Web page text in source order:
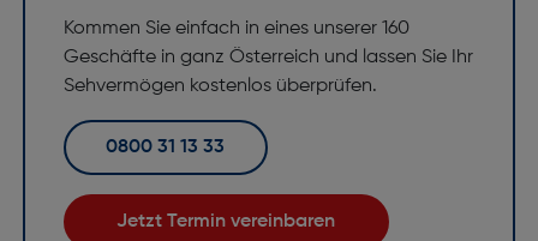
Kommen Sie einfach in eines unserer 160
Geschäfte in ganz Österreich und lassen Sie Ihr
Sehvermögen kostenlos überprüfen.
0800 31 13 33
Jetzt Termin vereinbaren